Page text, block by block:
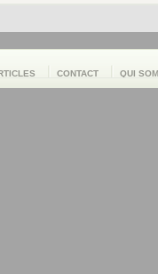
CONTACT QUI